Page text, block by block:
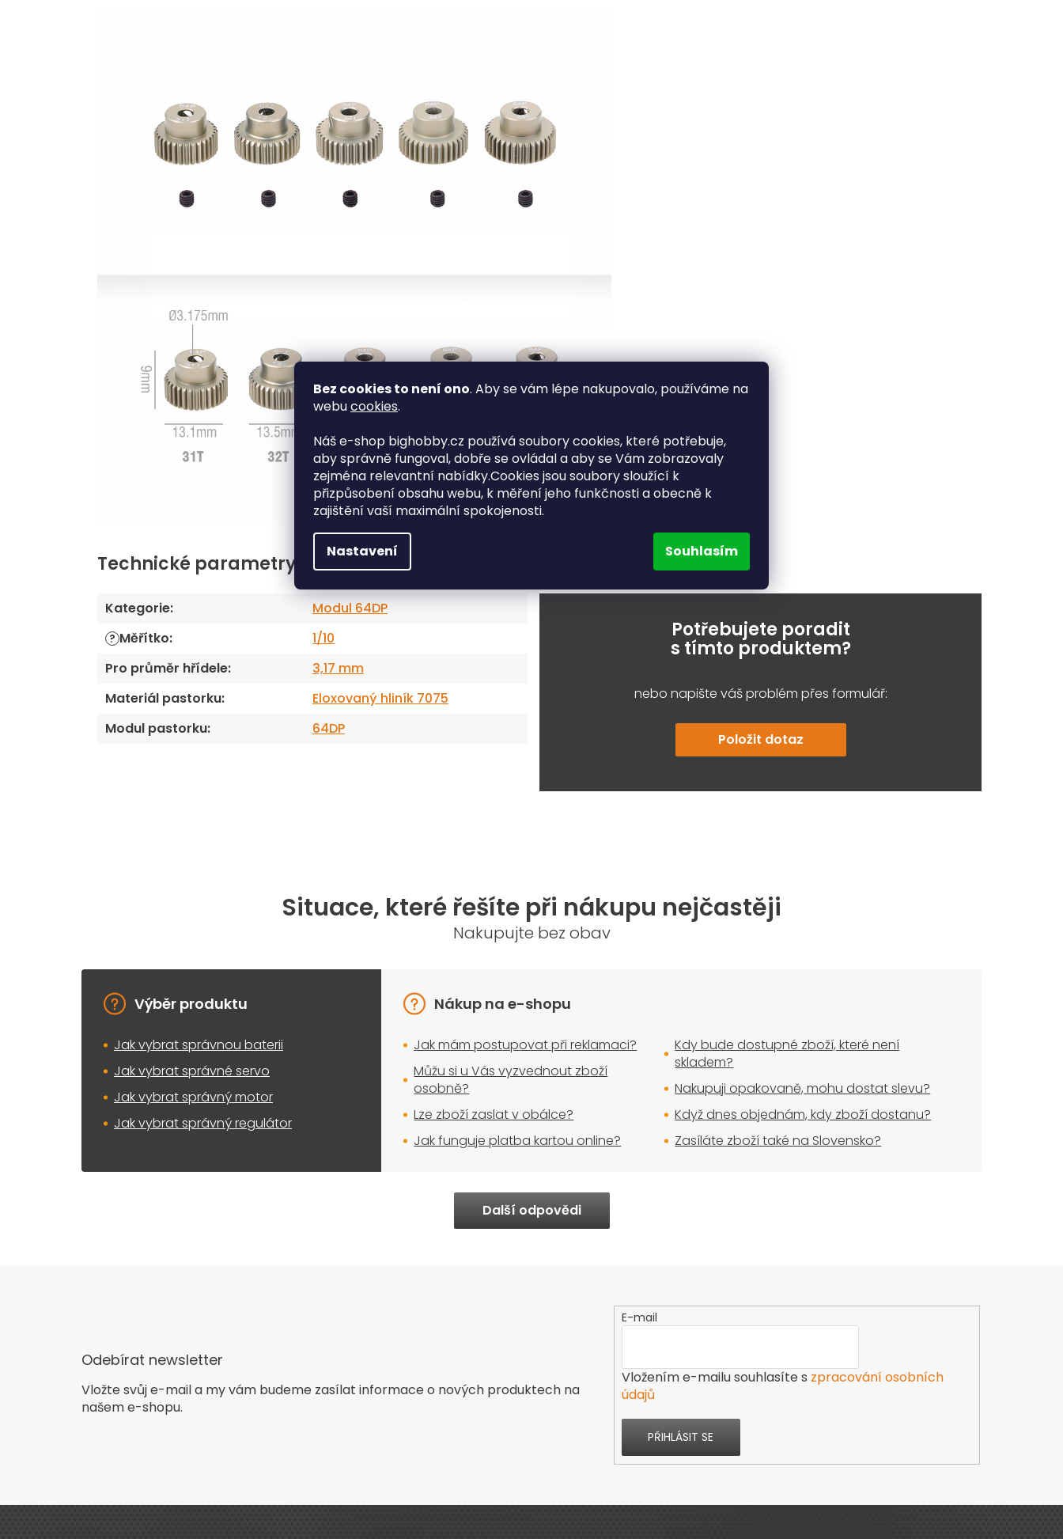
Bez cookies to není ono. Aby se vám lépe nakupovalo, používáme na
webucookies.
Náš e-shop bighobby.cz používá soubory cookies, které potřebuje,
aby správně fungoval, dobře se ovládal a aby se Vám zobrazovaly
zejména relevantní nabídky.Cookies jsou soubory sloužící k
přizpůsobení obsahu webu, k měření jeho funkčnosti a obecně k
zajištění vaší maximální spokojenosti.
Nastavení Souhlasím
Technické parametry
Kategorie: Modul 64DP
? Měřítko:
1/10
Pro průměr hřídele:
3,17 mm
Materiál pastorku:
Eloxovaný hliník 7075
Modul pastorku: 64DP
Potřebujete poradit
s tímto produktem?
nebo napište váš problém přes formulář:
Položit dotaz
Situace, které řešíte při nákupu nejčastěji
Nakupujte bez obav
Výběr produktu
Jak vybrat správnou baterii
Jak vybrat správné servo
Jak vybrat správný motor
Jak vybrat správný regulátor
Nákup na e-shopu
Jak mám postupovat při reklamaci?
Můžu si u Vás vyzvednout zboží
osobně?
Lze zboží zaslat v obálce?
Jak funguje platba kartou online?
Kdy bude dostupné zboží, které není
skladem?
Nakupuji opakovaně, mohu dostat slevu?
Když dnes objednám, kdy zboží dostanu?
Zasíláte zboží také na Slovensko?
Další odpovědi
Odebírat newsletter
Vložte svůj e-mail a my vám budeme zasílat informace o nových produktech na
našem e-shopu.
E-mail
Vložením e-mailu souhlasíte s zpracování osobních
údajů
PŘIHLÁSIT SE